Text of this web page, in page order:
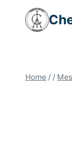
content
Home / /